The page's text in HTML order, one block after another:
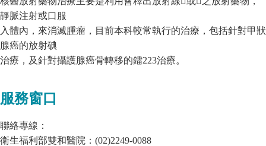
靜脈注射或口服
入體內，來消滅腫瘤，目前本科較常執行的治療，包括針對甲狀
腺癌的放射碘
治療，及針對攝護腺癌骨轉移的鐳223治療。
服務窗口
聯絡專線：
衛生福利部雙和醫院：(02)2249-0088